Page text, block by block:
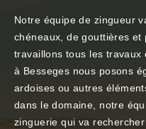
Notre équipe de zingueur
chéneaux, de gouttières et
travaillons tous les
à Besseges nous posons
ardoises ou autres
dans le domaine, notre
zinguerie qui va